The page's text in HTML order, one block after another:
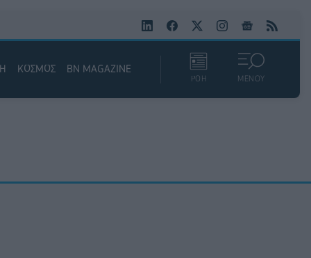
ΚΟΣΜΟΣ BN MAGAZINE
ΡΟΗ ΜΕΝΟΥ